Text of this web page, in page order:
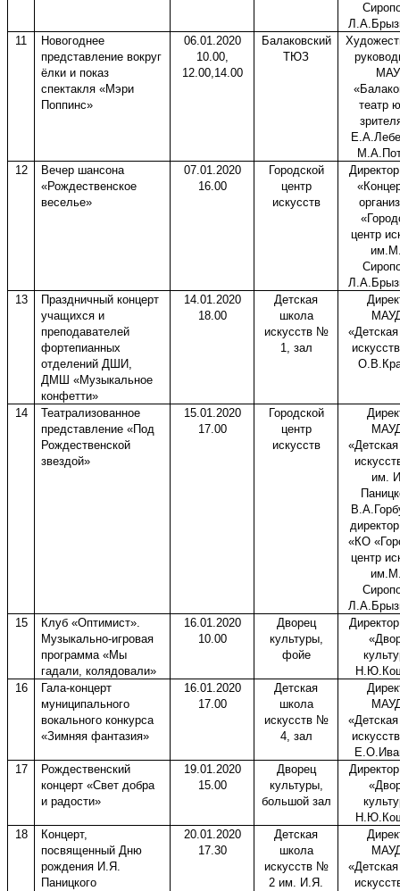
11
Новогоднее
представление вокруг
ёлки и показ
спектакля «Мэри
Поппинс»
06.01.2020
10.00,
12.00,14.00
Балаковский
ТЮЗ
театр
12
Вечер шансона
«Рождественское
веселье»
07.01.2020
16.00
Городской
центр
искусств
центр
13
Праздничный концерт
учащихся и
преподавателей
фортепианных
отделений ДШИ,
ДМШ «Музыкальное
конфетти»
14.01.2020
18.00
Детская
школа
искусств №
1, зал
14
Театрализованное
представление «Под
Рождественской
звездой»
15.01.2020
17.00
Городской
центр
искусств
им.
«КО
центр
15
Клуб «Оптимист».
Музыкально-игровая
программа «Мы
гадали, колядовали»
16.01.2020
10.00
Дворец
культуры,
фойе
16
Гала-концерт
муниципального
вокального конкурса
«Зимняя фантазия»
16.01.2020
17.00
Детская
школа
искусств №
4, зал
17
Рождественский
концерт «Свет добра
и радости»
19.01.2020
15.00
Дворец
культуры,
большой зал
18
Концерт,
посвященный Дню
рождения И.Я.
Паницкого
20.01.2020
17.30
Детская
школа
искусств №
2 им. И.Я.